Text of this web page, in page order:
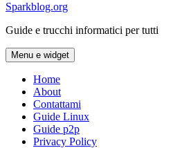
Sparkblog.org
Guide e trucchi informatici per tutti
Menu e widget
Home
About
Contattami
Guide Linux
Guide p2p
Privacy Policy